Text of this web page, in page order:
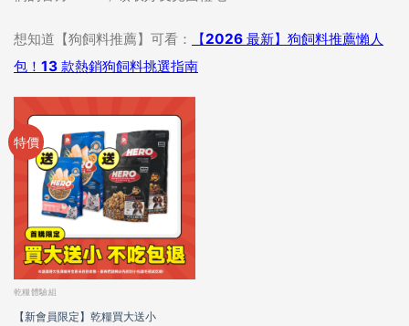
想知道【狗飼料推薦】可看： 【2026 最新】狗飼料推薦懶人
包！13 款熱銷狗飼料挑選指南
特價
乾糧體驗組
【新會員限定】乾糧買大送小